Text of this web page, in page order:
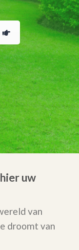
uw
van
droomt van